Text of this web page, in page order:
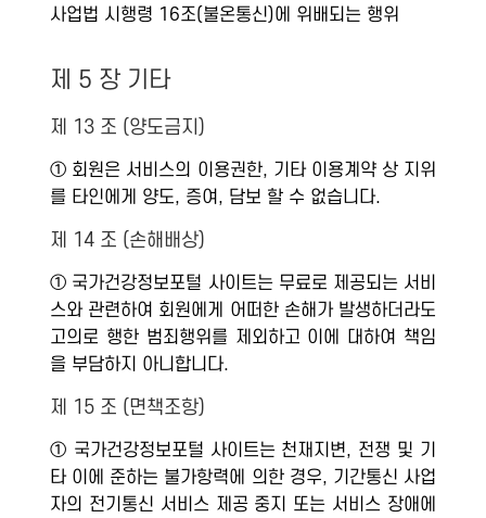
사업법 시행령 16조(불온통신)에 위배되는 행위
제 5 장 기타
제 13 조 (양도금지)
① 회원은 서비스의 이용권한, 기타 이용계약 상 지위
를 타인에게 양도, 증여, 담보 할 수 없습니다.
제 14 조 (손해배상)
① 국가건강정보포털 사이트는 무료로 제공되는 서비
스와 관련하여 회원에게 어떠한 손해가 발생하더라도
고의로 행한 범죄행위를 제외하고 이에 대하여 책임
을 부담하지 아니합니다.
제 15 조 (면책조항)
① 국가건강정보포털 사이트는 천재지변, 전쟁 및 기
타 이에 준하는 불가항력에 의한 경우, 기간통신 사업
자의 전기통신 서비스 제공 중지 또는 서비스 장애에